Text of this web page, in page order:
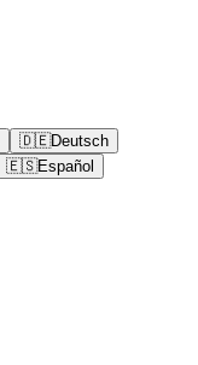
🇩🇪Deutsch
🇪🇸Español